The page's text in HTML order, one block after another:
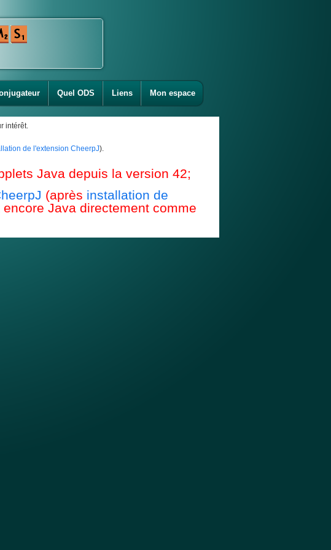
Quel ODS Liens Mon espace
intérêt.
de l'extension CheerpJ).
Java depuis la version 42;
(après installation de
Java directement comme